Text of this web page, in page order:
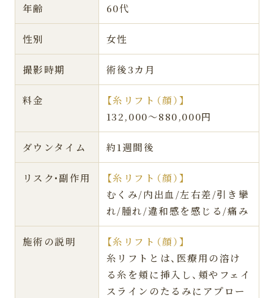
年齢 60代
性別 女性
撮影時期 術後3カ月
料金
【糸リフト（顔）】
132,000〜880,000円
ダウンタイム 約1週間後
リスク•副作用
【糸リフト（顔）】
むくみ/内出血/左右差/引き攣
れ/腫れ/違和感を感じる/痛み
施術の説明
【糸リフト（顔）】
糸リフトとは、医療用の溶け
る糸を頬に挿入し、頬やフェイ
スラインのたるみにアプロー